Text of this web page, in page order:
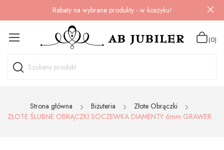
Rabaty na wybrane produkty - w koszyku!
(0)
Strona główna Biżuteria
Złote Obrączki
ZŁOTE ŚLUBNE OBRĄCZKI SOCZEWKA DIAMENTY 6mm GRAWER